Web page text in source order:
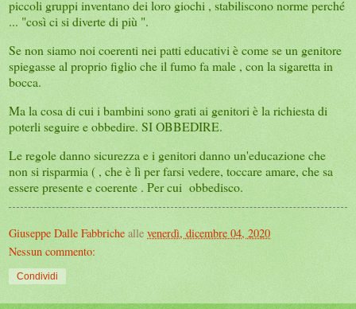
piccoli gruppi inventano dei loro giochi , stabiliscono norme perché
... "così ci si diverte di più ".
Se non siamo noi coerenti nei patti educativi è come se un genitore
spiegasse al proprio figlio che il fumo fa male , con la sigaretta in
bocca.
Ma la cosa di cui i bambini sono grati ai genitori è la richiesta di
poterli seguire e obbedire. SI OBBEDIRE.
Le regole danno sicurezza e i genitori danno un'educazione che
non si risparmia ( , che è lì per farsi vedere, toccare amare, che sa
essere presente e coerente . Per cui obbedisco.
Giuseppe Dalle Fabbriche alle venerdì, dicembre 04, 2020
Nessun commento:
Condividi